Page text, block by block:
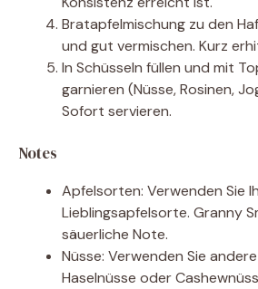
Bratapfelmischung zu den
und gut vermischen. Kurz
In Schüsseln füllen und mit
garnieren (Nüsse, Rosinen,
Sofort servieren.
Notes
Apfelsorten: Verwenden Sie
Lieblingsapfelsorte. Granny
säuerliche Note.
Nüsse: Verwenden Sie
Haselnüsse oder